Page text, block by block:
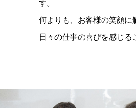
す。
何よりも、お客様の笑顔に
日々の仕事の喜びを感じる